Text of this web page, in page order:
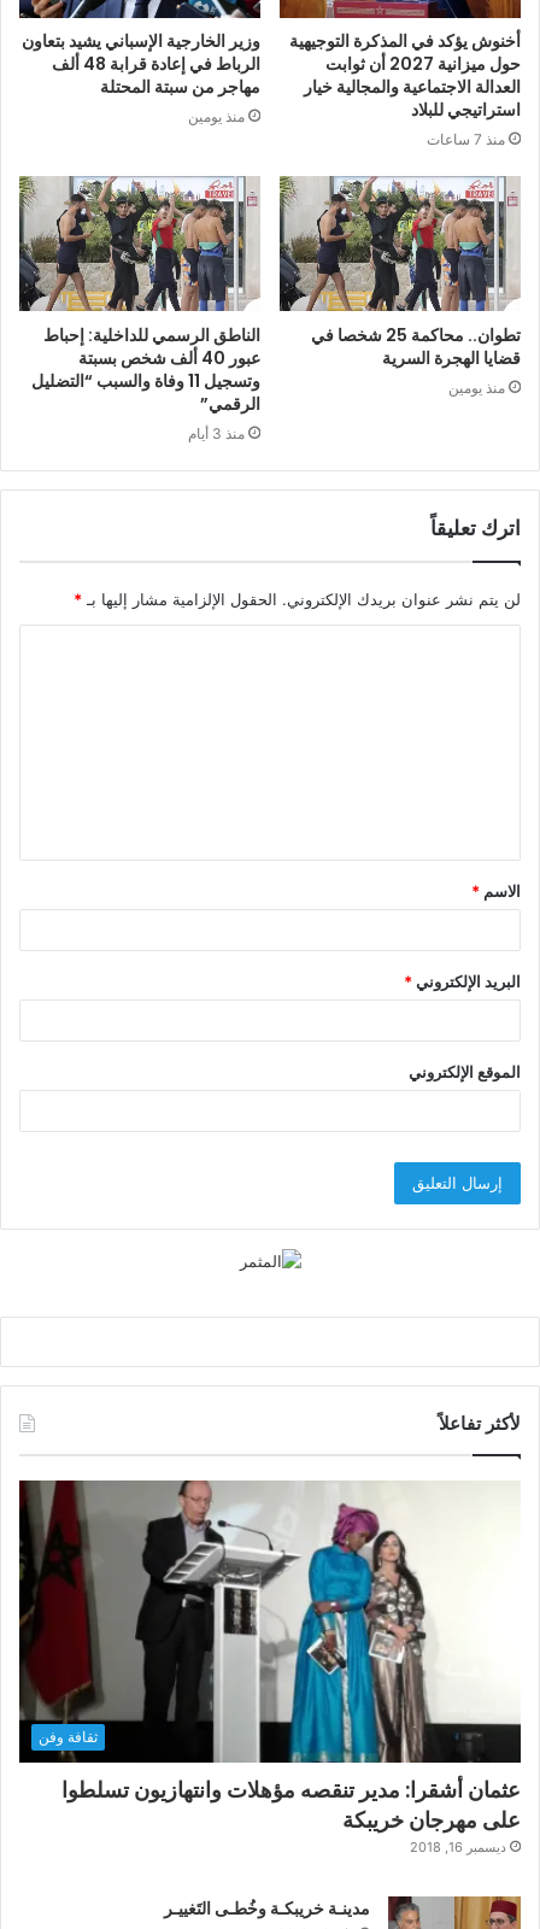
أخنوش يؤكد في المذكرة التوجيهية
حول ميزانية 2027 أن ثوابت
العدالة الاجتماعية والمجالية خيار
استراتيجي للبلاد
منذ 7 ساعات
وزير الخارجية الإسباني يشيد بتعاون
الرباط في إعادة قرابة 48 ألف
مهاجر من سبتة المحتلة
منذ يومين
تطوان.. محاكمة 25 شخصا في
قضايا الهجرة السرية
منذ يومين
الناطق الرسمي للداخلية: إحباط
عبور 40 ألف شخص بسبتة
وتسجيل 11 وفاة والسبب “التضليل
الرقمي”
منذ 3 أيام
اترك تعليقاً
لن يتم نشر عنوان بريدك الإلكتروني. الحقول الإلزامية مشار إليها بـ *
ق
*
الاسم *
البريد الإلكتروني*
الموقع الإلكتروني
لأكثر تفاعلاً
ثقافة وفن
عثمان أشقرا: مدير تنقصه مؤهلات وانتهازيون تسلطوا
على مهرجان خريبكة
ديسمبر 16, 2018
مدينـة خريبكـة وخُطـى التَغييـر